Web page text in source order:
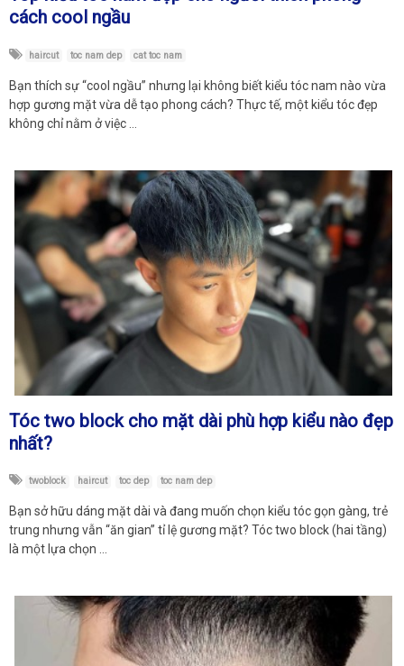
cách cool ngầu
haircut toc nam dep cat toc nam
Bạn thích sự “cool ngầu” nhưng lại không biết kiểu tóc nam nào vừa
hợp gương mặt vừa dễ tạo phong cách? Thực tế, một kiểu tóc đẹp
không chỉ nằm ở việc …
Tóc two block cho mặt dài phù hợp kiểu nào đẹp
nhất?
twoblock haircut toc dep toc nam dep
Bạn sở hữu dáng mặt dài và đang muốn chọn kiểu tóc gọn gàng, trẻ
trung nhưng vẫn “ăn gian” tỉ lệ gương mặt? Tóc two block (hai tầng)
là một lựa chọn …